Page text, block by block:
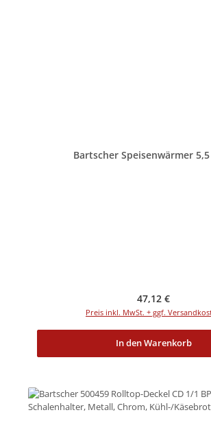
Bartscher Speisenwärmer
Regulärer Preis:
47,12 €
Preis inkl. MwSt. + ggf.
In den Warenkorb